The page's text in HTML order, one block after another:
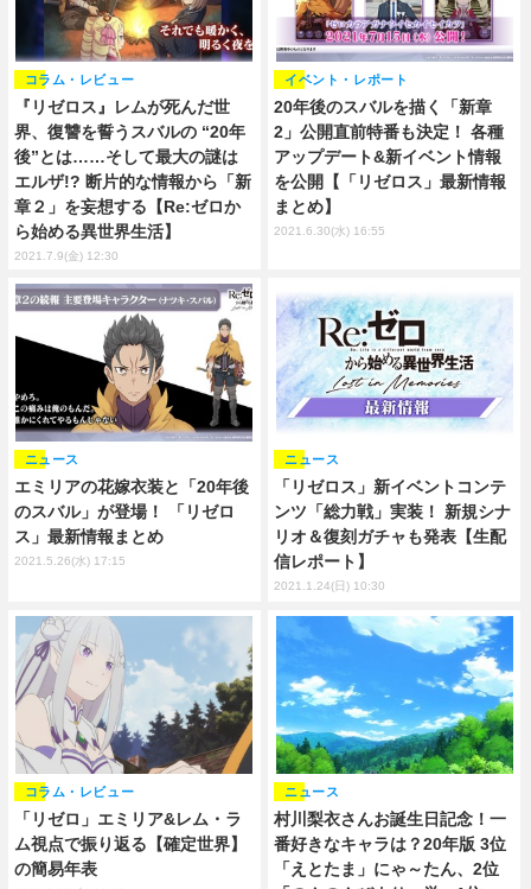
『リゼロス』レムが死んだ世
界、復讐を誓うスバルの “20年
後”とは……そして最大の謎は
エルザ!? 断片的な情報から「新
章２」を妄想する【Re:ゼロか
ら始める異世界生活】
コラム・レビュー
2021.7.9(金) 12:30
20年後のスバルを描く「新章
2」公開直前特番も決定！ 各種
アップデート&新イベント情報
を公開【「リゼロス」最新情報
まとめ】
イベント・レポート
2021.6.30(水) 16:55
エミリアの花嫁衣装と「20年後
のスバル」が登場！ 「リゼロ
ス」最新情報まとめ
ニュース
2021.5.26(水) 17:15
「リゼロス」新イベントコンテ
ンツ「総力戦」実装！ 新規シナ
リオ＆復刻ガチャも発表【生配
信レポート】
ニュース
2021.1.24(日) 10:30
「リゼロ」エミリア&レム・ラ
ム視点で振り返る【確定世界】
の簡易年表
コラム・レビュー
村川梨衣さんお誕生日記念！一
番好きなキャラは？20年版 3位
「えとたま」にゃ～たん、2位
ニュース